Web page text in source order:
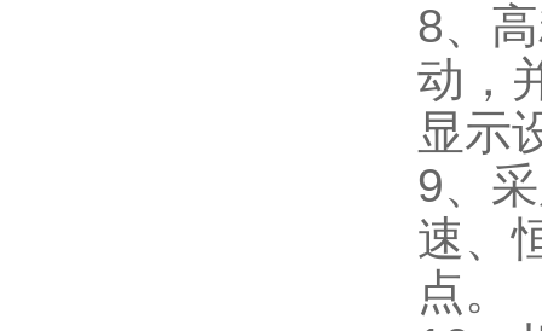
8、
动，
显示
9、
速、
点。